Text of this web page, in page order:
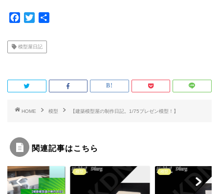
c
e
o
k
i
t
r
模型屋日記
HOME 模型 【建築模型屋の制作日記。1/75プレゼン模型！】
関連記事はこちら
模型 模型 模型